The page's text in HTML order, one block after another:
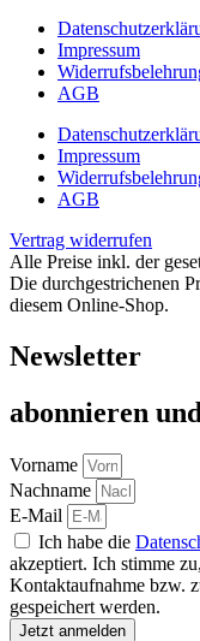
Impressum
AGB
Impressum
AGB
Vertrag widerrufen
Alle Preise inkl. der
Die durchgestrichenen
diesem Online-Shop.
Newsletter
abon­nie­ren
Vorname
Nachname
E-Mail
Ich habe die
akzeptiert. Ich stimme
Kontaktaufnahme bzw.
gespeichert werden.
Jetzt anmelden